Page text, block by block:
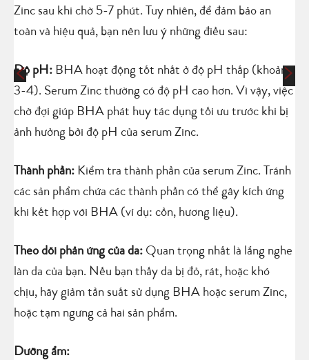
Zinc sau khi chờ 5-7 phút. Tuy nhiên, để đảm bảo an
toàn và hiệu quả, bạn nên lưu ý những điều sau:
Độ pH: BHA hoạt động tốt nhất ở độ pH thấp (khoảng
3-4). Serum Zinc thường có độ pH cao hơn. Vì vậy, việc
chờ đợi giúp BHA phát huy tác dụng tối ưu trước khi bị
ảnh hưởng bởi độ pH của serum Zinc.
Thành phần: Kiểm tra thành phần của serum Zinc. Tránh
các sản phẩm chứa các thành phần có thể gây kích ứng
khi kết hợp với BHA (ví dụ: cồn, hương liệu).
Theo dõi phản ứng của da: Quan trọng nhất là lắng nghe
làn da của bạn. Nếu bạn thấy da bị đỏ, rát, hoặc khó
chịu, hãy giảm tần suất sử dụng BHA hoặc serum Zinc,
hoặc tạm ngưng cả hai sản phẩm.
Dưỡng ẩm: